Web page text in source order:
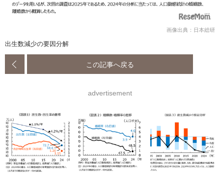
画像出典：日本総研
出生数減少の要因分解
この記事へ戻る
advertisement